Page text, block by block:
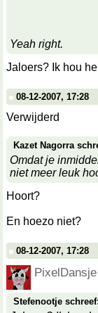
Yeah right.
Jaloers? Ik hou
08-12-2007, 17:28
Verwijderd
Kazet Nagorra
Omdat je
niet meer leuk
Hoort?
En hoezo niet?
08-12-2007, 17:28
PixelDansje
Stefenootje schreef: